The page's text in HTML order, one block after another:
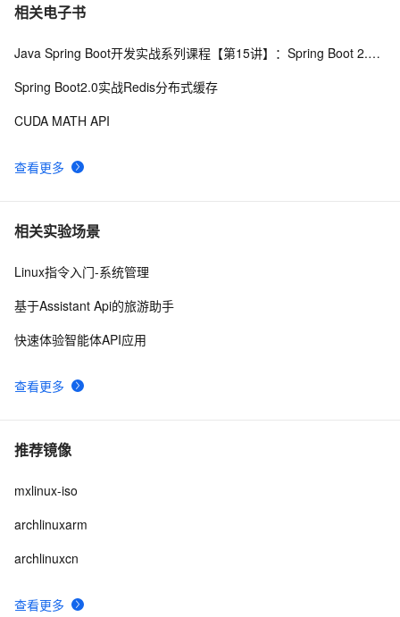
相关电子书
查看更多
Java Spring Boot开发实战系列课程【第15讲】：Spring Boot 2.0 API与Spring REST Docs实战
Spring Boot2.0实战Redis分布式缓存
CUDA MATH API
相关实验场景
查看更多
Linux指令入门-系统管理
基于Assistant Api的旅游助手
快速体验智能体API应用
推荐镜像
查看更多
mxlinux-iso
archlinuxarm
archlinuxcn